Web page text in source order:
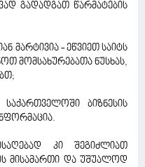
გადადგათ წარმატების
მარტივია - ეწვიეთ საიტს
მომსახურებათა ნუსხას,
ბიზნესის
კი შეგიძლიათ
მისამართი და უშუალოდ